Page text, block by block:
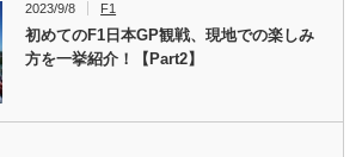
2023/9/8 F1
初めてのF1日本GP観戦、現地での楽しみ
方を一挙紹介！【Part2】